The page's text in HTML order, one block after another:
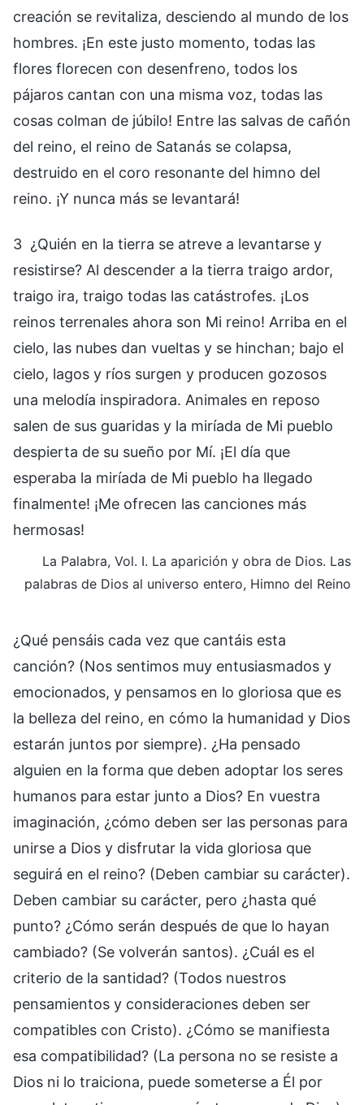
creación se revitaliza, desciendo al mundo de los
hombres. ¡En este justo momento, todas las
flores florecen con desenfreno, todos los
pájaros cantan con una misma voz, todas las
cosas colman de júbilo! Entre las salvas de cañón
del reino, el reino de Satanás se colapsa,
destruido en el coro resonante del himno del
reino. ¡Y nunca más se levantará!
3 ¿Quién en la tierra se atreve a levantarse y
resistirse? Al descender a la tierra traigo ardor,
traigo ira, traigo todas las catástrofes. ¡Los
reinos terrenales ahora son Mi reino! Arriba en el
cielo, las nubes dan vueltas y se hinchan; bajo el
cielo, lagos y ríos surgen y producen gozosos
una melodía inspiradora. Animales en reposo
salen de sus guaridas y la miríada de Mi pueblo
despierta de su sueño por Mí. ¡El día que
esperaba la miríada de Mi pueblo ha llegado
finalmente! ¡Me ofrecen las canciones más
hermosas!
La Palabra, Vol. I. La aparición y obra de Dios. Las
palabras de Dios al universo entero, Himno del Reino
¿Qué pensáis cada vez que cantáis esta
canción? (Nos sentimos muy entusiasmados y
emocionados, y pensamos en lo gloriosa que es
la belleza del reino, en cómo la humanidad y Dios
estarán juntos por siempre). ¿Ha pensado
alguien en la forma que deben adoptar los seres
humanos para estar junto a Dios? En vuestra
imaginación, ¿cómo deben ser las personas para
unirse a Dios y disfrutar la vida gloriosa que
seguirá en el reino? (Deben cambiar su carácter).
Deben cambiar su carácter, pero ¿hasta qué
punto? ¿Cómo serán después de que lo hayan
cambiado? (Se volverán santos). ¿Cuál es el
criterio de la santidad? (Todos nuestros
pensamientos y consideraciones deben ser
compatibles con Cristo). ¿Cómo se manifiesta
esa compatibilidad? (La persona no se resiste a
Dios ni lo traiciona, puede someterse a Él por